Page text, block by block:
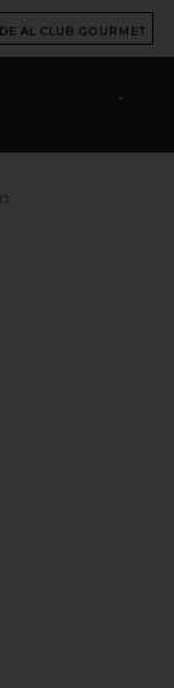
AL CLUB GOURMET